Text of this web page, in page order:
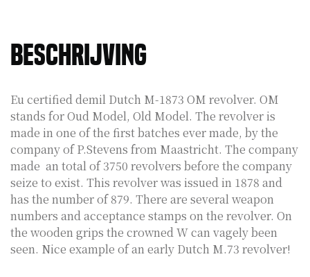
Beschrijving
Eu certified demil Dutch M-1873 OM revolver. OM
stands for Oud Model, Old Model. The revolver is
made in one of the first batches ever made, by the
company of P.Stevens from Maastricht. The company
made an total of 3750 revolvers before the company
seize to exist. This revolver was issued in 1878 and
has the number of 879. There are several weapon
numbers and acceptance stamps on the revolver. On
the wooden grips the crowned W can vagely been
seen. Nice example of an early Dutch M.73 revolver!